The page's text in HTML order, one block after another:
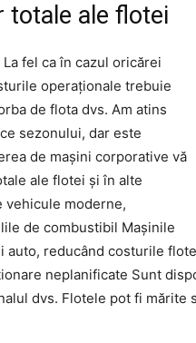
totale ale flotei
fel ca în cazul oricărei
operaționale trebuie
de flota dvs. Am atins
sezonului, dar este
de mașini corporative vă
ale flotei și în alte
vehicule moderne,
de combustibil Mașinile
reducând costurile
neplanificate Sunt
dvs. Flotele pot fi mărite